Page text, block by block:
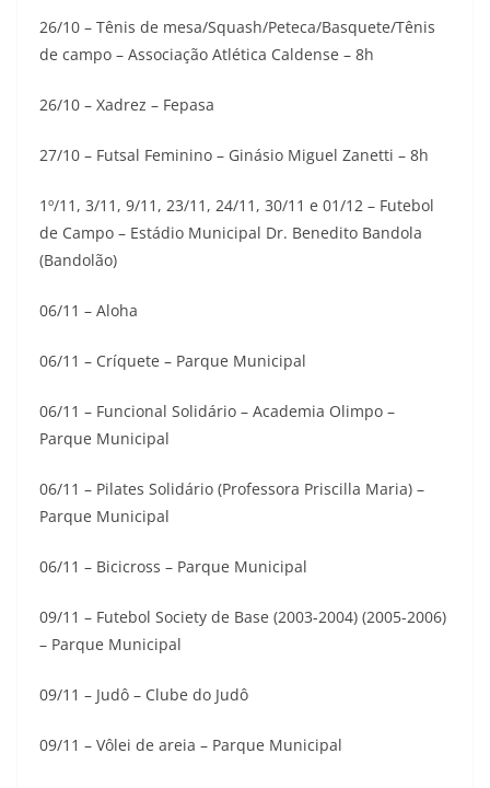
26/10 – Tênis de mesa/Squash/Peteca/Basquete/Tênis
de campo – Associação Atlética Caldense – 8h
26/10 – Xadrez – Fepasa
27/10 – Futsal Feminino – Ginásio Miguel Zanetti – 8h
1º/11, 3/11, 9/11, 23/11, 24/11, 30/11 e 01/12 – Futebol
de Campo – Estádio Municipal Dr. Benedito Bandola
(Bandolão)
06/11 – Aloha
06/11 – Críquete – Parque Municipal
06/11 – Funcional Solidário – Academia Olimpo –
Parque Municipal
06/11 – Pilates Solidário (Professora Priscilla Maria) –
Parque Municipal
06/11 – Bicicross – Parque Municipal
09/11 – Futebol Society de Base (2003-2004) (2005-2006)
– Parque Municipal
09/11 – Judô – Clube do Judô
09/11 – Vôlei de areia – Parque Municipal